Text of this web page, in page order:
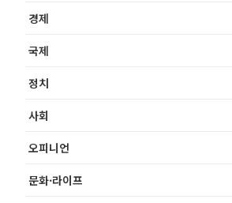
경제
국제
정치
사회
오피니언
문화·라이프